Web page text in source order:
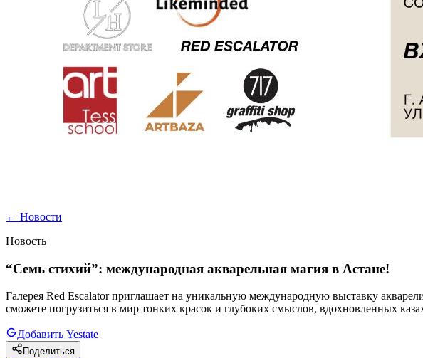
← Новости
Новость
“Семь стихий”: международная акварельная магия в Астане!
Галерея Red Escalator приглашает на уникальную международную выставку
сможете погрузиться в мир тонких красок и глубоких смыслов, вдохновленных
Добавить Yestate
Поделиться